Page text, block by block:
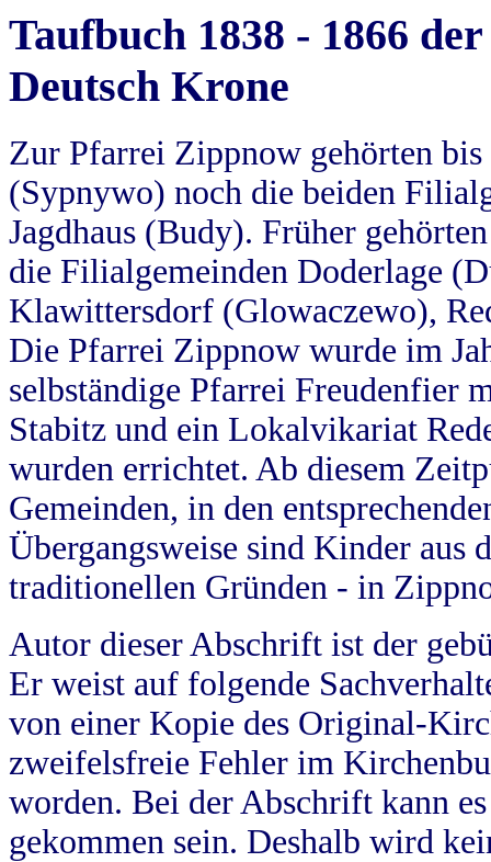
Taufbuch 1838 - 1866
Deutsch Krone
Zur Pfarrei Zippnow gehörten
(Sypnywo) noch die beiden
Jagdhaus (Budy). Früher
die Filialgemeinden Doderlage
Klawittersdorf (Glowaczewo),
Die Pfarrei Zippnow wurde im
selbständige Pfarrei Freudenfier
Stabitz und ein Lokalvikariat
wurden errichtet. Ab diesem
Gemeinden, in den
Übergangsweise sind Kinder aus
traditionellen Gründen - in
Autor dieser Abschrift ist der
Er weist auf folgende
von einer Kopie des Original-
zweifelsfreie Fehler im
worden. Bei der Abschrift kann
gekommen sein. Deshalb wird